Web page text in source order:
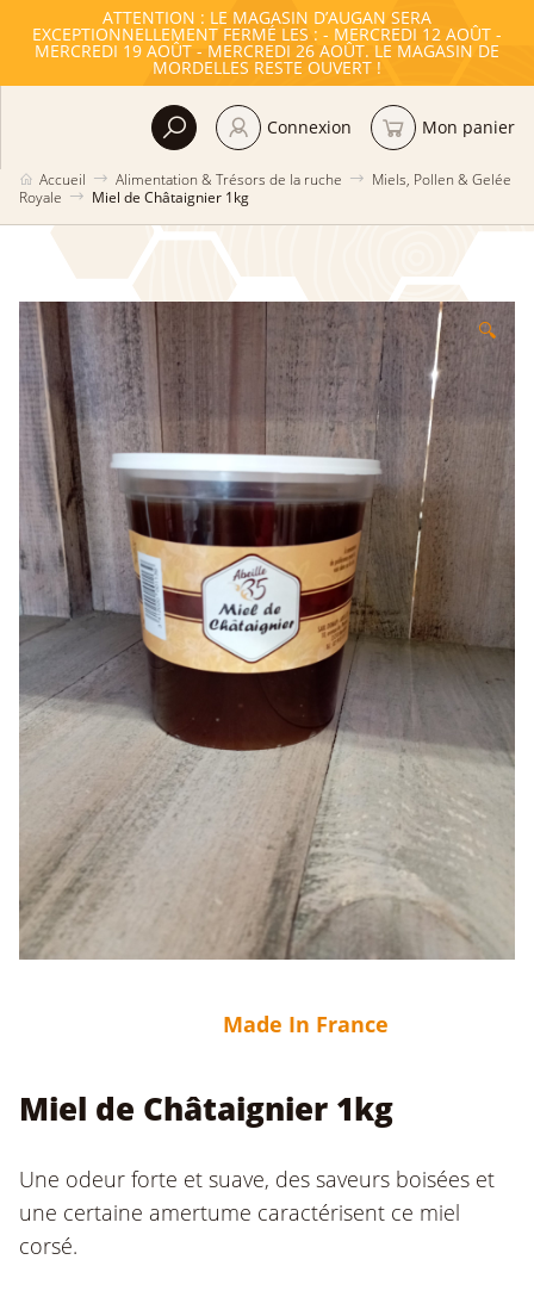
ATTENTION : LE MAGASIN D’AUGAN SERA
EXCEPTIONNELLEMENT FERMÉ LES : - MERCREDI 12 AOÛT -
MERCREDI 19 AOÛT - MERCREDI 26 AOÛT. LE MAGASIN DE
MORDELLES RESTE OUVERT !
Accueil Alimentation & Trésors de la ruche
Miels, Pollen & Gelée
Royale
Miel de Châtaignier 1kg
Connexion Mon panier
🔍
Made In France
Miel de Châtaignier 1kg
Une odeur forte et suave, des saveurs boisées et
une certaine amertume caractérisent ce miel
corsé.